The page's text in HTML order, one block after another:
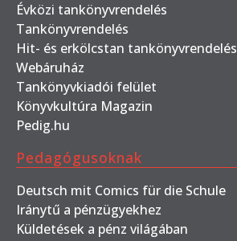
Évközi tankönyvrendelés
Tankönyvrendelés
Hit- és erkölcstan tankönyvrendelés
Webáruház
Tankönyvkiadói felület
Könyvkultúra Magazin
Pedig.hu
Pedagógusoknak
Deutsch mit Comics für die Schule
Iránytű a pénzügyekhez
Küldetések a pénz világában